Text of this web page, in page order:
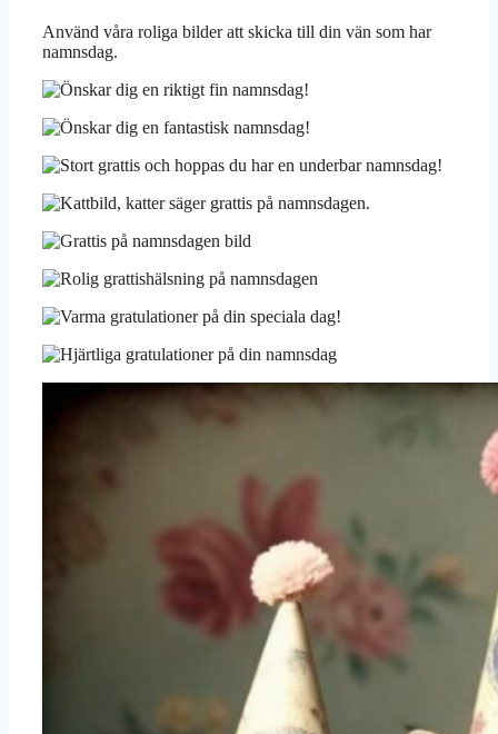
Använd våra roliga bilder att skicka till din vän som har
namnsdag.